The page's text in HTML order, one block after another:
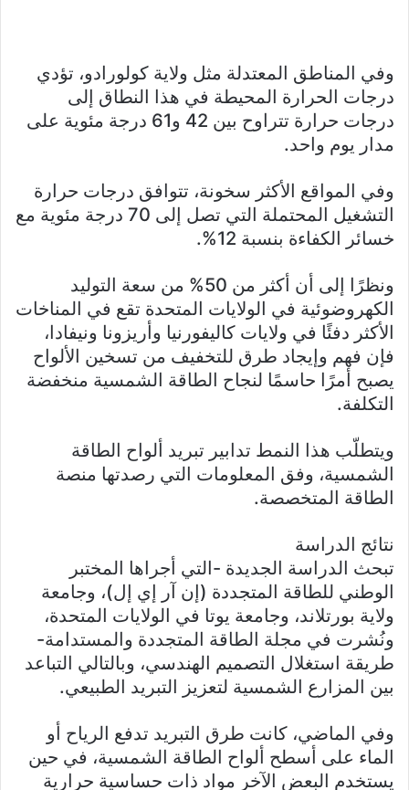
وفي المناطق المعتدلة مثل ولاية كولورادو، تؤدي
درجات الحرارة المحيطة في هذا النطاق إلى
درجات حرارة تتراوح بين 42 و61 درجة مئوية على
مدار يوم واحد.
وفي المواقع الأكثر سخونة، تتوافق درجات حرارة
التشغيل المحتملة التي تصل إلى 70 درجة مئوية مع
خسائر الكفاءة بنسبة 12%.
ونظرًا إلى أن أكثر من 50% من سعة التوليد
الكهروضوئية في الولايات المتحدة تقع في المناخات
الأكثر دفئًا في ولايات كاليفورنيا وأريزونا ونيفادا،
فإن فهم وإيجاد طرق للتخفيف من تسخين الألواح
يصبح أمرًا حاسمًا لنجاح الطاقة الشمسية منخفضة
التكلفة.
ويتطلّب هذا النمط تدابير تبريد ألواح الطاقة
الشمسية، وفق المعلومات التي رصدتها منصة
الطاقة المتخصصة.
نتائج الدراسة
تبحث الدراسة الجديدة -التي أجراها المختبر
الوطني للطاقة المتجددة (إن آر إي إل)، وجامعة
ولاية بورتلاند، وجامعة يوتا في الولايات المتحدة،
ونُشرت في مجلة الطاقة المتجددة والمستدامة-
طريقة استغلال التصميم الهندسي، وبالتالي التباعد
بين المزارع الشمسية لتعزيز التبريد الطبيعي.
وفي الماضي، كانت طرق التبريد تدفع الرياح أو
الماء على أسطح ألواح الطاقة الشمسية، في حين
يستخدم البعض الآخر مواد ذات حساسية حرارية